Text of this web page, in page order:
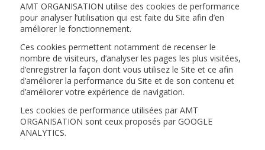
AMT ORGANISATION utilise des cookies de performance
pour analyser l’utilisation qui est faite du Site afin d’en
améliorer le fonctionnement.
Ces cookies permettent notamment de recenser le
nombre de visiteurs, d’analyser les pages les plus visitées,
d’enregistrer la façon dont vous utilisez le Site et ce afin
d’améliorer la performance du Site et de son contenu et
d’améliorer votre expérience de navigation.
Les cookies de performance utilisées par AMT
ORGANISATION sont ceux proposés par GOOGLE
ANALYTICS.